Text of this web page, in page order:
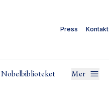
Press Kontakt
Nobelbiblioteket Mer